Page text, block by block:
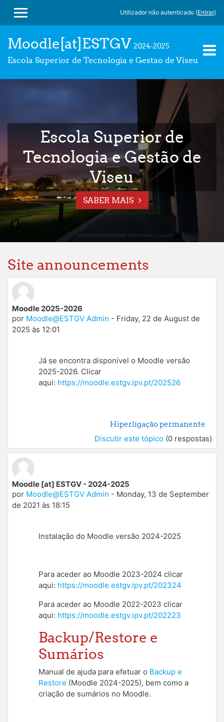
PAINEL LATERAL
Utilizador não autenticado (Entrar)
Moodle[at]ESTGV 2024-2025
Escola Superior de Tecnologia e Gestao de Viseu
Escola Superior de
Tecnologia e Gestão de
Viseu
SABER MAIS
Site announcements
Moodle 2025-2026
por Moodle@ESTGV Admin - Friday, 22 de August de
2025 às 12:01
Já se encontra disponível o Moodle versão
2025-2026. Clicar
aqui: https://moodle.estgv.ipv.pt/202526
Hiperligação permanente
Discutir este tópico (0 respostas)
Moodle [at] ESTGV - 2024-2025
por Moodle@ESTGV Admin - Monday, 13 de September
de 2021 às 18:15
Instalação do Moodle versão 2024-2025
Para aceder ao Moodle 2023-2024 clicar
aqui: https://moodle.estgv.ipv.pt/202324
Para aceder ao Moodle 2022-2023 clicar
aqui: https://moodle.estgv.ipv.pt/202223
Backup/Restore e
Sumários
Manual de ajuda para efetuar o Backup e
Restore (Moodle 2024-2025), bem como a
criação de sumários no Moodle.